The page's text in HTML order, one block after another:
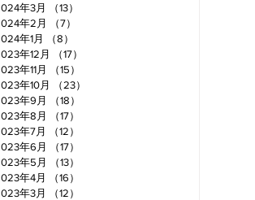
年3月
（13）
年2月
（7）
年1月
（8）
年12月
（17）
年11月
（15）
年10月
（23）
年9月
（18）
年8月
（17）
年7月
（12）
年6月
（17）
年5月
（13）
年4月
（16）
年3月
（12）